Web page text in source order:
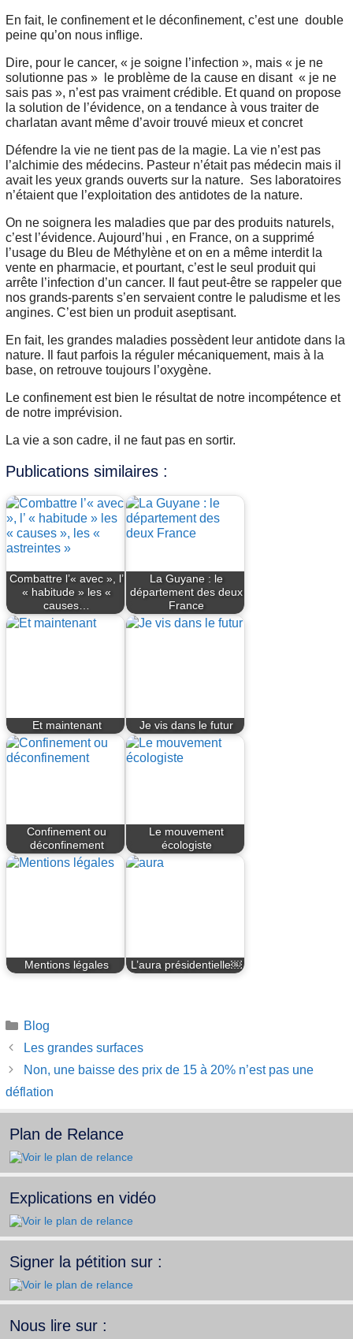
En fait, le confinement et le déconfinement, c’est une double
peine qu’on nous inflige.
Dire, pour le cancer, « je soigne l’infection », mais « je ne
solutionne pas » le problème de la cause en disant « je ne
sais pas », n’est pas vraiment crédible. Et quand on propose
la solution de l’évidence, on a tendance à vous traiter de
charlatan avant même d’avoir trouvé mieux et concret
Défendre la vie ne tient pas de la magie. La vie n’est pas
l’alchimie des médecins. Pasteur n’était pas médecin mais il
avait les yeux grands ouverts sur la nature. Ses laboratoires
n’étaient que l’exploitation des antidotes de la nature.
On ne soignera les maladies que par des produits naturels,
c’est l’évidence. Aujourd’hui , en France, on a supprimé
l’usage du Bleu de Méthylène et on en a même interdit la
vente en pharmacie, et pourtant, c’est le seul produit qui
arrête l’infection d’un cancer. Il faut peut-être se rappeler que
nos grands-parents s’en servaient contre le paludisme et les
angines. C’est bien un produit aseptisant.
En fait, les grandes maladies possèdent leur antidote dans la
nature. Il faut parfois la réguler mécaniquement, mais à la
base, on retrouve toujours l’oxygène.
Le confinement est bien le résultat de notre incompétence et
de notre imprévision.
La vie a son cadre, il ne faut pas en sortir.
Publications similaires :
Combattre l’« avec », l’
« habitude » les «
causes…
La Guyane : le
département des deux
France
Et maintenant Je vis dans le futur
Confinement ou
déconfinement
Le mouvement
écologiste
Mentions légales L’aura présidentielle￼
Catégories
Blog
Les grandes surfaces
Non, une baisse des prix de 15 à 20% n’est pas une
déflation
Plan de Relance
Explications en vidéo
Signer la pétition sur :
Nous lire sur :